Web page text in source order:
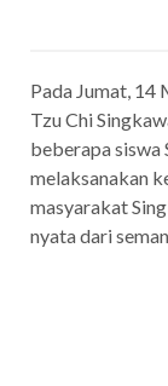
Pada Jumat, 14
Tzu Chi
beberapa siswa
melaksanakan
masyarakat
nyata dari